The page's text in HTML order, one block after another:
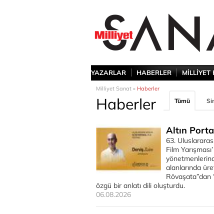
YAZARLAR HABERLER MİLLİYET
Milliyet Sanat » Haberler
Haberler Tümü
Altın
63.
Film
alanlarında
Rövaşata”dan
özgü bir anlatı dili oluşturdu.
06.08.2026